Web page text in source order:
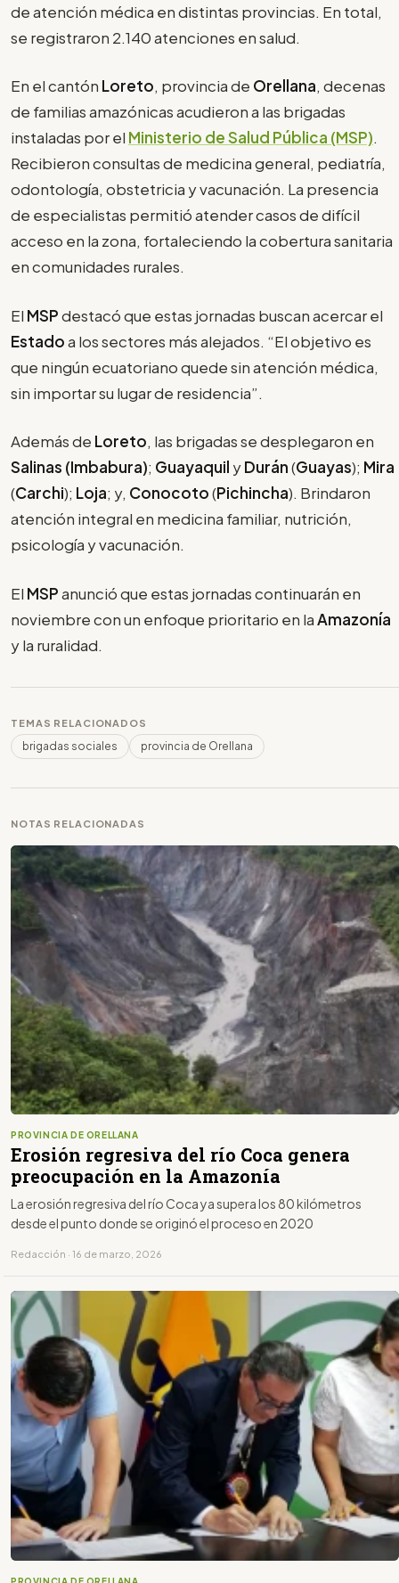
de atención médica en distintas provincias. En total,
se registraron 2.140 atenciones en salud.
En el cantón Loreto, provincia de Orellana, decenas
de familias amazónicas acudieron a las brigadas
instaladas por el Ministerio de Salud Pública (MSP).
Recibieron consultas de medicina general, pediatría,
odontología, obstetricia y vacunación. La presencia
de especialistas permitió atender casos de difícil
acceso en la zona, fortaleciendo la cobertura sanitaria
en comunidades rurales.
El MSPdestacó que estas jornadas buscan acercar el
Estadoa los sectores más alejados. “El objetivo es
que ningún ecuatoriano quede sin atención médica,
sin importar su lugar de residencia”.
Además de Loreto, las brigadas se desplegaron en
Salinas (Imbabura); Guayaquil yDurán(Guayas); Mira
(Carchi); Loja; y, Conocoto(Pichincha). Brindaron
atención integral en medicina familiar, nutrición,
psicología y vacunación.
El MSPanunció que estas jornadas continuarán en
noviembre con un enfoque prioritario en laAmazonía
y la ruralidad.
TEMAS RELACIONADOS
brigadas sociales provincia de Orellana
NOTAS RELACIONADAS
PROVINCIA DE ORELLANA
Erosión regresiva del río Coca genera
preocupación en la Amazonía
La erosión regresiva del río Coca ya supera los 80 kilómetros
desde el punto donde se originó el proceso en 2020
Redacción · 16 de marzo, 2026